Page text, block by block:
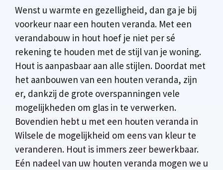
Wenst u warmte en gezelligheid, dan ga je bij
voorkeur naar een houten veranda. Met een
verandabouw in hout hoef je niet per sé
rekening te houden met de stijl van je woning.
Hout is aanpasbaar aan alle stijlen. Doordat met
het aanbouwen van een houten veranda, zijn
er, dankzij de grote overspanningen vele
mogelijkheden om glas in te verwerken.
Bovendien hebt u met een houten veranda in
Wilsele de mogelijkheid om eens van kleur te
veranderen. Hout is immers zeer bewerkbaar.
Eén nadeel van uw houten veranda mogen we u